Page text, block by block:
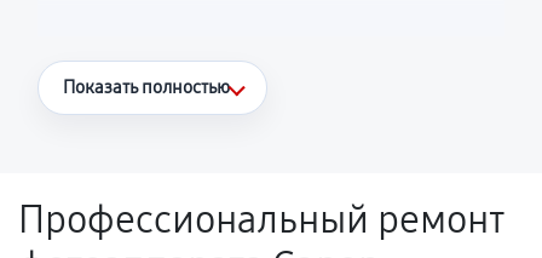
Что считается гарантийным случаем
Поломка установленной детали при
нормальной эксплуатации в течение
Показать полностью
Профессиональный ремонт